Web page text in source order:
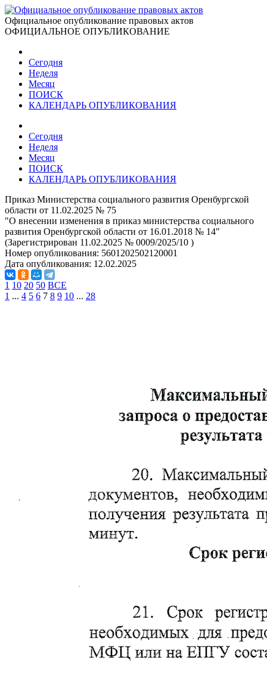
Официальное опубликование правовых актов
ОФИЦИАЛЬНОЕ ОПУБЛИКОВАНИЕ
Сегодня
Неделя
Месяц
ПОИСК
КАЛЕНДАРЬ ОПУБЛИКОВАНИЯ
Сегодня
Неделя
Месяц
ПОИСК
КАЛЕНДАРЬ ОПУБЛИКОВАНИЯ
Приказ Министерства социального развития Оренбургской
области от 11.02.2025 № 75
"О внесении изменения в приказ министерства социального
развития Оренбургской области от 16.01.2018 № 14"
(Зарегистрирован 11.02.2025 № 0009/2025/10 )
Номер опубликования: 5601202502120001
Дата опубликования: 12.02.2025
1 10 20 50 ВСЕ
1 ... 4 5 6 7 8 9 10 ... 28